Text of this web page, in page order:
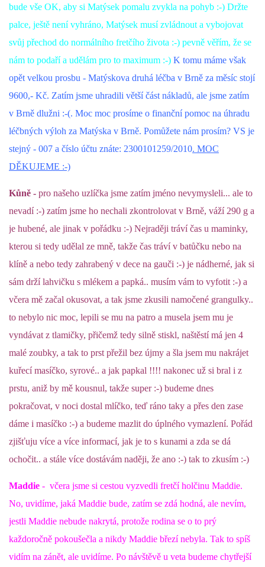
bude vše OK, aby si Matýsek pomalu zvykla na pohyb :-) Držte
palce, ještě není vyhráno, Matýsek musí zvládnout a vybojovat
svůj přechod do normálního fretčího života :-) pevně věřím, že se
nám to podaří a udělám pro to maximum :-) K tomu máme však
opět velkou prosbu - Matýskova druhá léčba v Brně za měsíc stojí
9600,- Kč. Zatím jsme uhradili větší část nákladů, ale jsme zatím
v Brně dlužni :-(. Moc moc prosíme o finanční pomoc na úhradu
léčbných výloh za Matýska v Brně. Pomůžete nám prosím? VS je
stejný - 007 a číslo účtu znáte: 2300101259/2010. MOC
DĚKUJEME :-)
Kůně - pro našeho uzlíčka jsme zatím jméno nevymysleli... ale to
nevadí :-) zatím jsme ho nechali zkontrolovat v Brně, váží 290 g a
je hubené, ale jinak v pořádku :-) Nejraději tráví čas u maminky,
kterou si tedy udělal ze mně, takže čas tráví v batůčku nebo na
klíně a nebo tedy zahrabený v dece na gauči :-) je nádherné, jak si
sám drží lahvičku s mlékem a papká.. musím vám to vyfotit :-) a
včera mě začal okusovat, a tak jsme zkusili namočené grangulky..
to nebylo nic moc, lepili se mu na patro a musela jsem mu je
vyndávat z tlamičky, přičemž tedy silně stiskl, naštěstí má jen 4
malé zoubky, a tak to prst přežil bez újmy a šla jsem mu nakrájet
kuřecí masíčko, syrové.. a jak papkal !!!! nakonec už si bral i z
prstu, aniž by mě kousnul, takže super :-) budeme dnes
pokračovat, v noci dostal mlíčko, teď ráno taky a přes den zase
dáme i masíčko :-) a budeme mazlit do úplného vymazlení. Pořád
zjišťuju více a více informací, jak je to s kunami a zda se dá
ochočit.. a stále více dostávám naději, že ano :-) tak to zkusím :-)
Maddie - včera jsme si cestou vyzvedli fretčí holčinu Maddie.
No, uvidíme, jaká Maddie bude, zatím se zdá hodná, ale nevím,
jestli Maddie nebude nakrytá, protože rodina se o to prý
každoročně pokoušečla a nikdy Maddie březí nebyla. Tak to spíš
vidím na zánět, ale uvidíme. Po návštěvě u veta budeme chytřejší